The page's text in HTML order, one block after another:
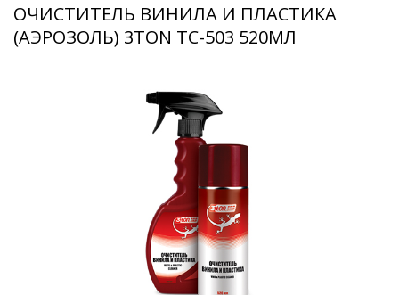
ОЧИСТИТЕЛЬ ВИНИЛА И ПЛАСТИКА
(АЭРОЗОЛЬ) 3TON ТС-503 520МЛ